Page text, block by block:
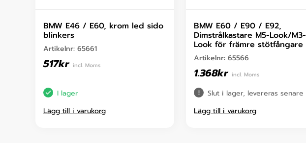
BMW E46 / E60, krom led sido
blinkers
Artikelnr: 65661
517kr incl. Moms
I lager
Lägg till i varukorg
BMW E60 / E90 / E92,
Dimstrålkastare M5-Look/M3-
Look för främre stötfångare
Artikelnr: 65566
1.368kr incl. Moms
Slut i lager, levereras senare
Lägg till i varukorg